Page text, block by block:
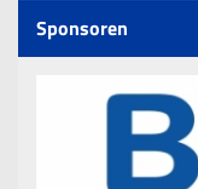
Sponsoren